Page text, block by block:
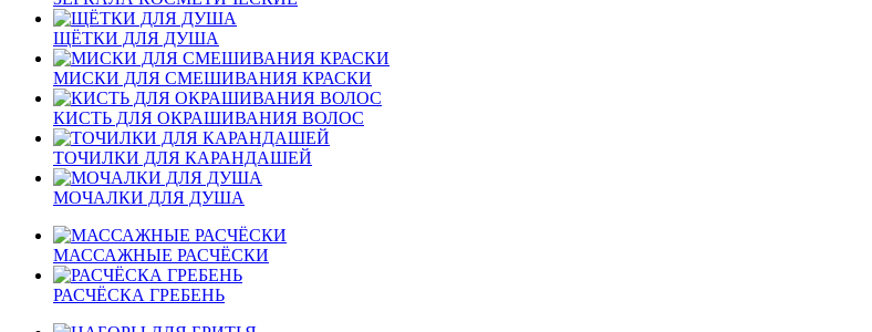
ЩËТКИ ДЛЯ ДУША
МИСКИ ДЛЯ СМЕШИВАНИЯ КРАСКИ
КИСТЬ ДЛЯ ОКРАШИВАНИЯ ВОЛОС
ТОЧИЛКИ ДЛЯ КАРАНДАШЕЙ
МОЧАЛКИ ДЛЯ ДУША
МАССАЖНЫЕ РАСЧËСКИ
РАСЧËСКА ГРЕБЕНЬ